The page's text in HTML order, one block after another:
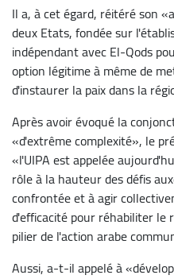
Il a, à cet égard, réitéré son
deux Etats, fondée sur
indépendant avec El-Qods
option légitime à même de
d'instaurer la paix dans la
Après avoir évoqué la
«d'extrême complexité», le
«l'UIPA est appelée
rôle à la hauteur des défis
confrontée et à agir
d'efficacité pour réhabiliter
pilier de l'action arabe
Aussi, a-t-il appelé à